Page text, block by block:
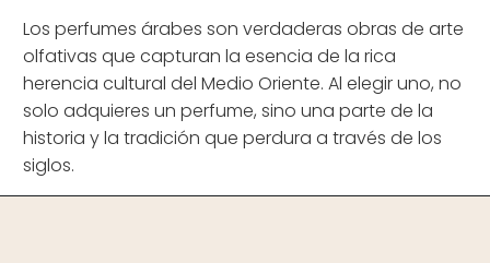
Los perfumes árabes son verdaderas obras de arte
olfativas que capturan la esencia de la rica
herencia cultural del Medio Oriente. Al elegir uno, no
solo adquieres un perfume, sino una parte de la
historia y la tradición que perdura a través de los
siglos.